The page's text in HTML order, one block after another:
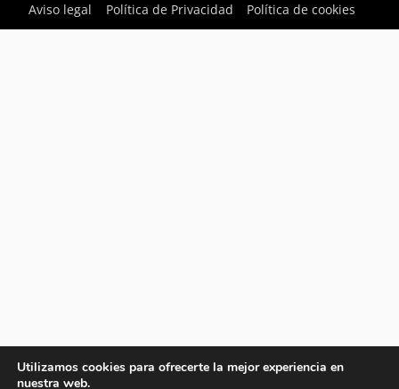
Aviso legal
Política de Privacidad Política de cookies
Utilizamos cookies para ofrecerte la mejor experiencia en
nuestra web.